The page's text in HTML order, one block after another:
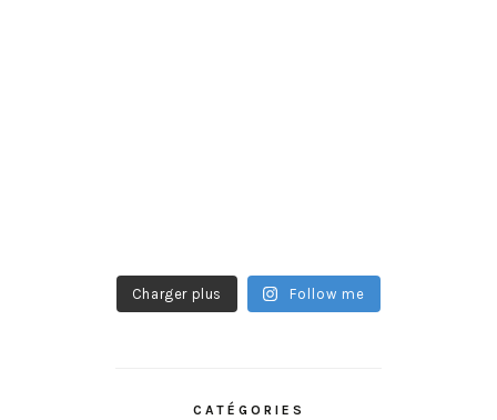
Charger plus Follow me
CATÉGORIES